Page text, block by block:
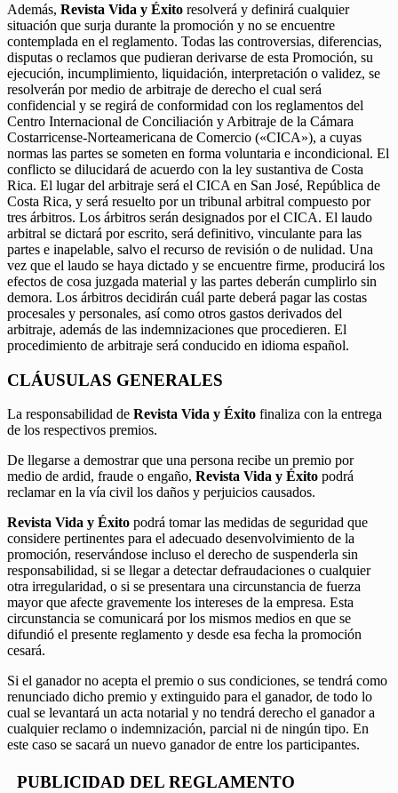
Además, Revista Vida y Éxito resolverá y definirá cualquier
situación que surja durante la promoción y no se encuentre
contemplada en el reglamento. Todas las controversias, diferencias,
disputas o reclamos que pudieran derivarse de esta Promoción, su
ejecución, incumplimiento, liquidación, interpretación o validez, se
resolverán por medio de arbitraje de derecho el cual será
confidencial y se regirá de conformidad con los reglamentos del
Centro Internacional de Conciliación y Arbitraje de la Cámara
Costarricense-Norteamericana de Comercio («CICA»), a cuyas
normas las partes se someten en forma voluntaria e incondicional. El
conflicto se dilucidará de acuerdo con la ley sustantiva de Costa
Rica. El lugar del arbitraje será el CICA en San José, República de
Costa Rica, y será resuelto por un tribunal arbitral compuesto por
tres árbitros. Los árbitros serán designados por el CICA. El laudo
arbitral se dictará por escrito, será definitivo, vinculante para las
partes e inapelable, salvo el recurso de revisión o de nulidad. Una
vez que el laudo se haya dictado y se encuentre firme, producirá los
efectos de cosa juzgada material y las partes deberán cumplirlo sin
demora. Los árbitros decidirán cuál parte deberá pagar las costas
procesales y personales, así como otros gastos derivados del
arbitraje, además de las indemnizaciones que procedieren. El
procedimiento de arbitraje será conducido en idioma español.
CLÁUSULAS GENERALES
La responsabilidad de Revista Vida y Éxito finaliza con la entrega
de los respectivos premios.
De llegarse a demostrar que una persona recibe un premio por
medio de ardid, fraude o engaño, Revista Vida y Éxito podrá
reclamar en la vía civil los daños y perjuicios causados.
Revista Vida y Éxito podrá tomar las medidas de seguridad que
considere pertinentes para el adecuado desenvolvimiento de la
promoción, reservándose incluso el derecho de suspenderla sin
responsabilidad, si se llegar a detectar defraudaciones o cualquier
otra irregularidad, o si se presentara una circunstancia de fuerza
mayor que afecte gravemente los intereses de la empresa. Esta
circunstancia se comunicará por los mismos medios en que se
difundió el presente reglamento y desde esa fecha la promoción
cesará.
Si el ganador no acepta el premio o sus condiciones, se tendrá como
renunciado dicho premio y extinguido para el ganador, de todo lo
cual se levantará un acta notarial y no tendrá derecho el ganador a
cualquier reclamo o indemnización, parcial ni de ningún tipo. En
este caso se sacará un nuevo ganador de entre los participantes.
PUBLICIDAD DEL REGLAMENTO